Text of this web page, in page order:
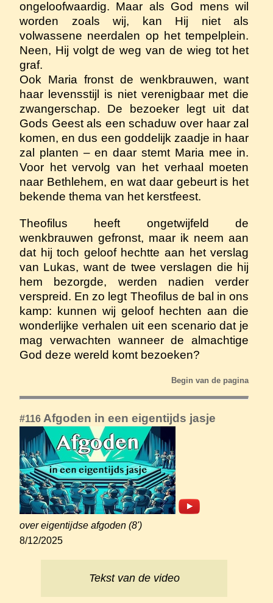
ongeloofwaardig. Maar als God mens wil
worden zoals wij, kan Hij niet als
volwassene neerdalen op het tempelplein.
Neen, Hij volgt de weg van de wieg tot het
graf.
Ook Maria fronst de wenkbrauwen, want
haar levensstijl is niet verenigbaar met die
zwangerschap. De bezoeker legt uit dat
Gods Geest als een schaduw over haar zal
komen, en dus een goddelijk zaadje in haar
zal planten – en daar stemt Maria mee in.
Voor het vervolg van het verhaal moeten
naar Bethlehem, en wat daar gebeurt is het
bekende thema van het kerstfeest.
Theofilus heeft ongetwijfeld de
wenkbrauwen gefronst, maar ik neem aan
dat hij toch geloof hechtte aan het verslag
van Lukas, want de twee verslagen die hij
hem bezorgde, werden nadien verder
verspreid. En zo legt Theofilus de bal in ons
kamp: kunnen wij geloof hechten aan die
wonderlijke verhalen uit een scenario dat je
mag verwachten wanneer de almachtige
God deze wereld komt bezoeken?
Begin van de pagina
#116 Afgoden in een eigentijds jasje
over eigentijdse afgoden (8')
8/12/2025
Tekst van de video